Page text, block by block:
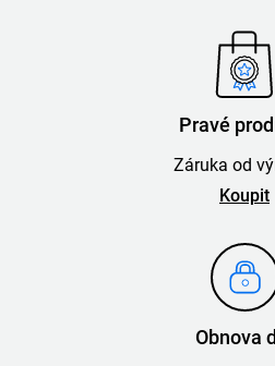
Pravé
Záruka od
Koupit
Obnova